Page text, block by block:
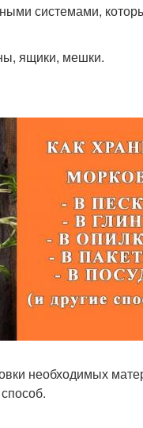
системами,
ящики, мешки.
необходимых